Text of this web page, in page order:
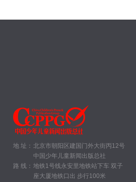
地 址： 北京市朝阳区建国门外大街丙12号
中国少年儿童新闻出版总社
路 线： 地铁1号线永安里地铁站下车 双子
座大厦地铁口出 步行100米